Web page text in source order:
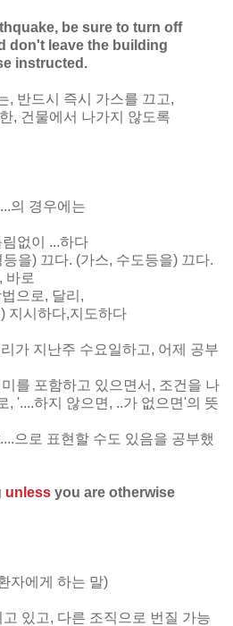
be sure to turn off
don't leave the building
instructed.
, 반드시 즉시 가스를 끄고,
, 건물에서 나가지 않도록
의 경우에는
림없이 ...하다
을) 끄다. (가스, 수도등을) 끄다.
바로
으로, 달리,
지시하다,지도하다
가 지난주 수요일하고, 어제 공부
를 포함하고 있으면서, 조건을 나
, '....하지 않으면, ..가 없으면'의 뜻
으로 표현할 수도 있음을 공부했
unless you are otherwise
자에게 하는 말)
있고, 다른 조직으로 번질 가능